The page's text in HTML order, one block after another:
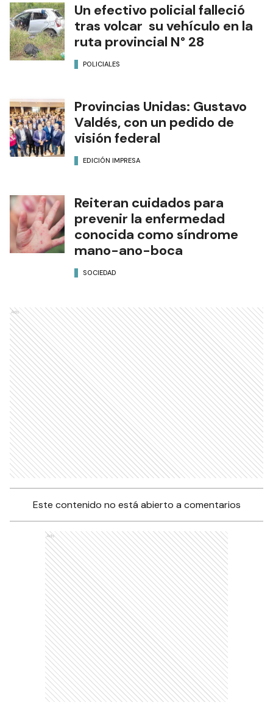
Un efectivo policial falleció
tras volcar su vehículo en la
ruta provincial N° 28
POLICIALES
Provincias Unidas: Gustavo
Valdés, con un pedido de
visión federal
EDICIÓN IMPRESA
Reiteran cuidados para
prevenir la enfermedad
conocida como síndrome
mano-ano-boca
SOCIEDAD
Ads
Este contenido no está abierto a comentarios
Ads